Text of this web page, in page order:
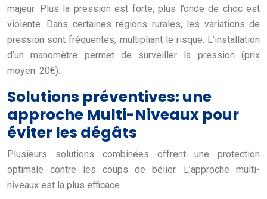
majeur. Plus la pression est forte, plus l’onde de choc est
violente. Dans certaines régions rurales, les variations de
pression sont fréquentes, multipliant le risque. L’installation
d’un manomètre permet de surveiller la pression (prix
moyen: 20€).
Solutions préventives: une
approche Multi-Niveaux pour
éviter les dégâts
Plusieurs solutions combinées offrent une protection
optimale contre les coups de bélier. L’approche multi-
niveaux est la plus efficace.